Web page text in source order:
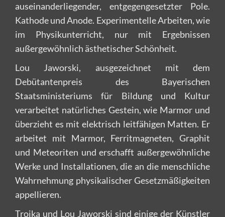
auseinanderliegender, entgegengesetzter Pole.
Kathode und Anode. Experimentelle Arbeiten, wie
im Physikunterricht, nur mit Ergebnissen
außergewöhnlich ästhetischer Schönheit.
Lou Jaworski, ausgezeichnet mit dem
Debütantenpreis des Bayerischen
Staatsministeriums für Bildung und Kultur
verarbeitet natürliches Gestein, wie Marmor und
überzieht es mit elektrisch leitfähigen Matten. Er
arbeitet mit Marmor, Ferritmagneten, Graphit
und Meteoriten und erschafft außergewöhnliche
Werke und Installationen, die an die menschliche
Wahrnehmung physikalischer Gesetzmäßigkeiten
appellieren.
Troika und Lou Jaworski sind einige der Künstler